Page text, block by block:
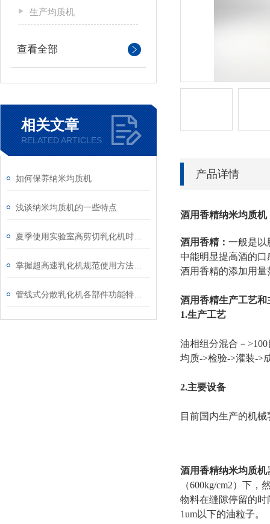
生产均质机
查看全部
相关文章
RELATED ARTICLES
如何保养纳米均质机
浅谈纳米均质机的一些特点
产品详情
酒用香精纳米均质机
酒用香精： 一般是以
中能明显提高酒的
酒用香精的添加用
酒用香精生产工艺和
1.生产工艺
油相组分混合－
均质->检验->灌装->
2.主要设备
目前国内生产的机
酒用香精纳米均质机
（600kg/cm2）下
物料在缝隙停留的
1um以下的油粒子。